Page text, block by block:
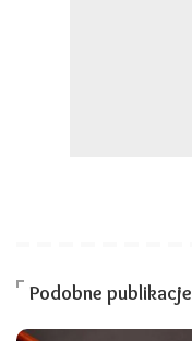
Podobne publikacje